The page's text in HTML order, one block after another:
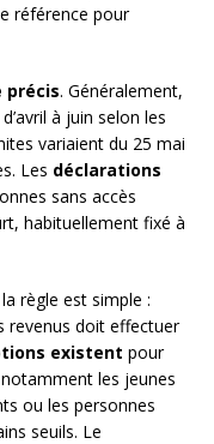
référence pour
précis. Généralement,
à juin selon les
variaient du 25 mai
Les déclarations
sans accès
habituellement fixé à
règle est simple :
revenus doit effectuer
existent pour
les jeunes
ou les personnes
seuils. Le